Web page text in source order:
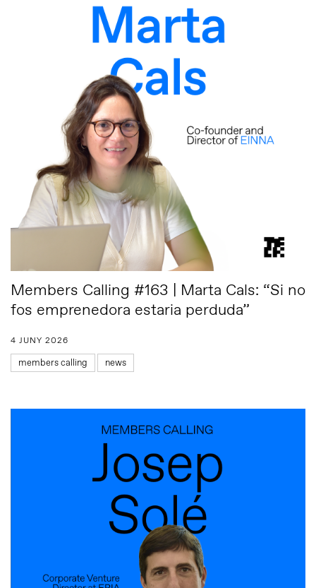
Members Calling #163 | Marta Cals: “Si no
fos emprenedora estaria perduda”
4 JUNY 2026
members calling news